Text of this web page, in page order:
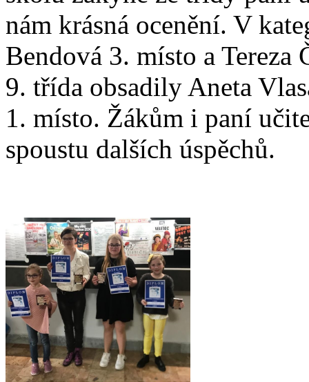
nám krásná ocenění. V
Bendová 3. místo a
9. třída obsadily Aneta
1. místo. Žákům i paní
spoustu dalších úspěchů.